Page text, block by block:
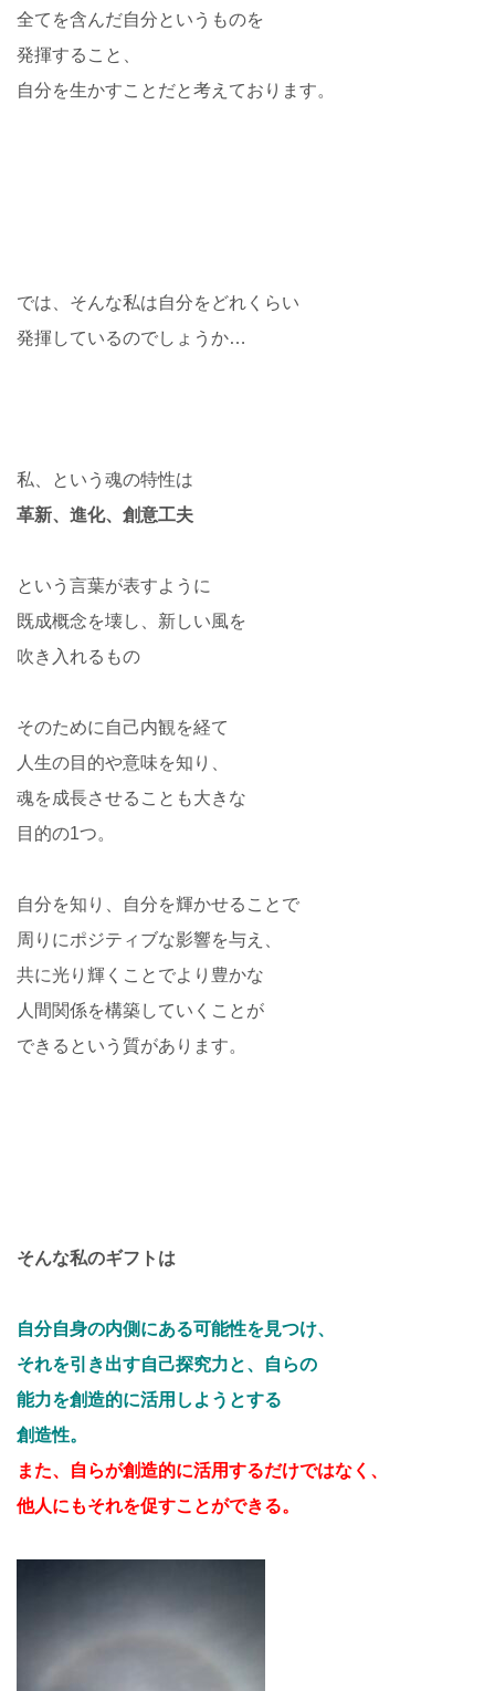
全てを含んだ自分というものを
発揮すること、
自分を生かすことだと考えております。
では、そんな私は自分をどれくらい
発揮しているのでしょうか…
私、という魂の特性は
革新、進化、創意工夫
という言葉が表すように
既成概念を壊し、新しい風を
吹き入れるもの
そのために自己内観を経て
人生の目的や意味を知り、
魂を成長させることも大きな
目的の1つ。
自分を知り、自分を輝かせることで
周りにポジティブな影響を与え、
共に光り輝くことでより豊かな
人間関係を構築していくことが
できるという質があります。
そんな私のギフトは
自分自身の内側にある可能性を見つけ、
それを引き出す自己探究力と、自らの
能力を創造的に活用しようとする
創造性。
また、自らが創造的に活用するだけではなく、
他人にもそれを促すことができる。